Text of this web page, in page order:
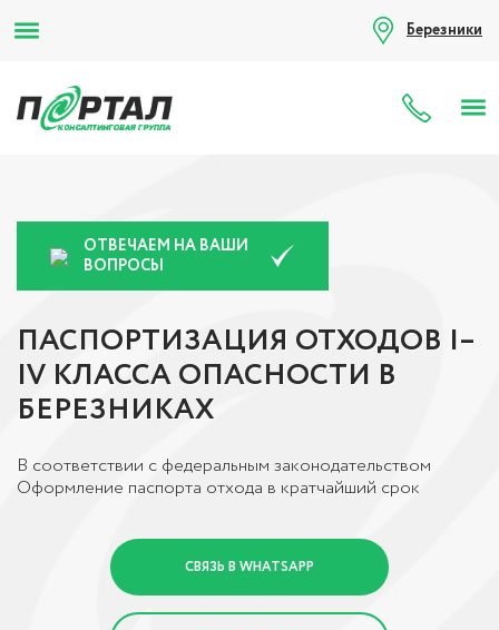
Березники
8
ОТВЕЧАЕМ НА ВАШИ
ВОПРОСЫ
ПАСПОРТИЗАЦИЯ ОТХОДОВ I–
IV КЛАССА ОПАСНОСТИ В
БЕРЕЗНИКАХ
В соответствии с федеральным законодательством
Оформление паспорта отхода в кратчайший срок
СВЯЗЬ В WHATSAPP